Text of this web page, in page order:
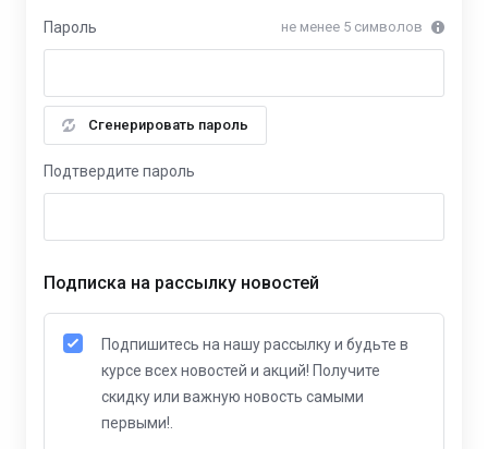
Пароль не менее 5 символов
Сгенерировать пароль
Подтвердите пароль
Подписка на рассылку новостей
Подпишитесь на нашу рассылку и будьте в
курсе всех новостей и акций! Получите
скидку или важную новость самыми
первыми!.